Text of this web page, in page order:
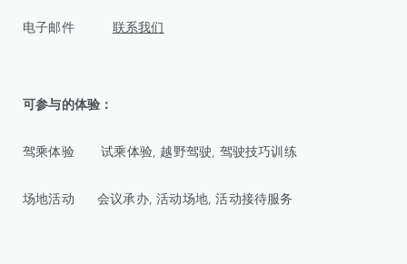
电子邮件 联系我们
可参与的体验：
驾乘体验 试乘体验, 越野驾驶, 驾驶技巧训练
场地活动 会议承办, 活动场地, 活动接待服务